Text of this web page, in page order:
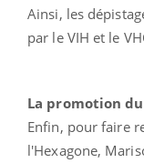
Ainsi, les
par le VIH et le
La promotion
Enfin, pour faire
l'Hexagone,